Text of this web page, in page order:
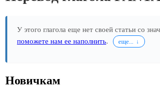
У этого глагола еще нет своей статьи со
поможете нам ее наполнить. еще...
Новичкам